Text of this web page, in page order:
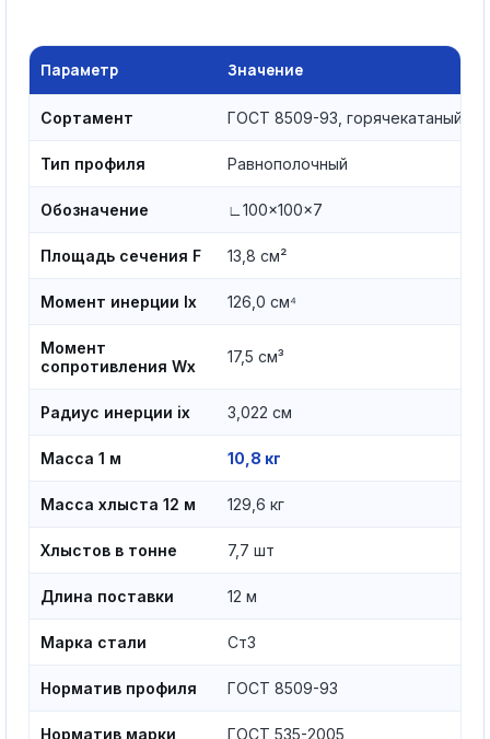
Параметр Значение
Сортамент ГОСТ 8509-93, горячекатаный
Тип профиля Равнополочный
Обозначение ∟100×100×7
Площадь сечения F 13,8 см²
Момент инерции Ix 126,0 см⁴
Момент
сопротивления Wx
17,5 см³
Радиус инерции ix 3,022 см
Масса 1 м 10,8 кг
Масса хлыста 12 м 129,6 кг
Хлыстов в тонне 7,7 шт
Длина поставки 12 м
Марка стали Ст3
Норматив профиля ГОСТ 8509-93
Норматив марки ГОСТ 535-2005